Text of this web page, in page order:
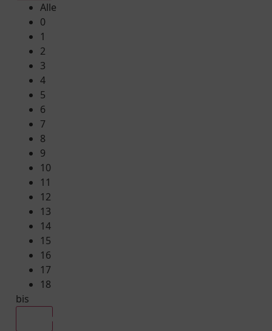
Alle
0
1
2
3
4
5
6
7
8
9
10
11
12
13
14
15
16
17
18
bis